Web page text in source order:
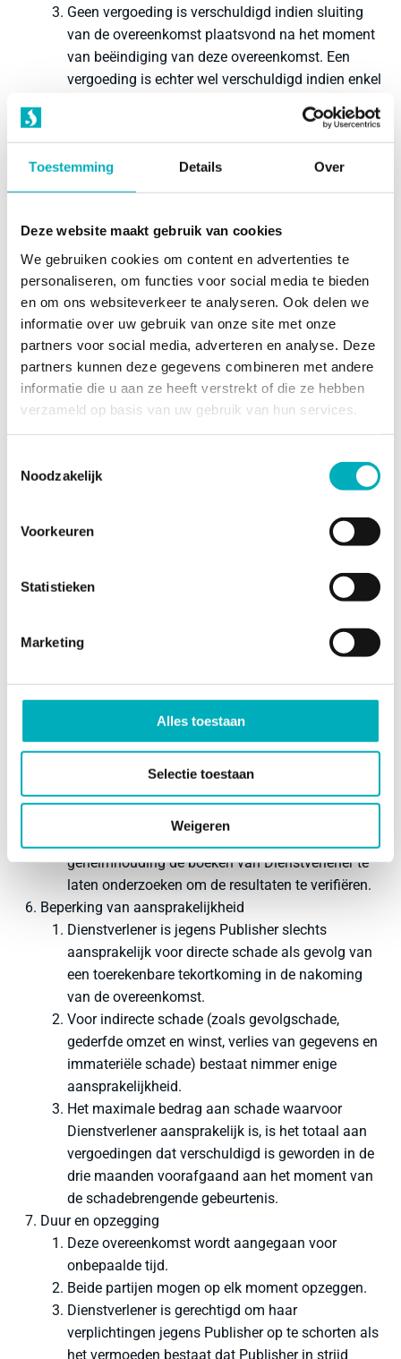
Toestemming Details Over
Deze website maakt gebruik van cookies
We gebruiken cookies om content en advertenties te
personaliseren, om functies voor social media te bieden
en om ons websiteverkeer te analyseren. Ook delen we
informatie over uw gebruik van onze site met onze
partners voor social media, adverteren en analyse. Deze
partners kunnen deze gegevens combineren met andere
informatie die u aan ze heeft verstrekt of die ze hebben
verzameld op basis van uw gebruik van hun services.
Noodzakelijk
Voorkeuren
Statistieken
Marketing
Alles toestaan
Selectie toestaan
Weigeren
Geen vergoeding is verschuldigd indien sluiting
van de overeenkomst plaatsvond na het moment
van beëindiging van deze overeenkomst. Een
vergoeding is echter wel verschuldigd indien enkel
de goedkeuring bedoeld in het volgende lid na dit
Dienstverlener mag alleen bij bewijs van fraude
een vergoeding weigeren (afkeuren). Indien
Dienstverlener niet binnen 30 dagen afkeurt, wordt
Wanneer sprake is van fraude, is Publisher
hiervoor een onmiddellijk opeisbare contractuele
boete van € 100,- per fraudegebeurtenis
verschuldigd, gemaximeerd op € 15.000,-.
Facturatie en betaling
Betaling van verschuldigde vergoedingen zal per
kwartaal gebeuren. Dienstverlener is echter
gerechtigd uitbetaling op te schorten indien het uit
te betalen bedrag minder is dan € 25,00.
Publisher zal een factuur uitreiken aan
Dienstverlener. Hierbij zal elektronisch worden
gefactureerd.
de daarop vermelde datum.
Indien Publisher niet in Nederland gevestigd is, is
Dienstverlener gerechtigd opgaaf van een BTW-
nummer te verlangen alvorens tot uitbetaling over
Rapportage
Ten behoeve van vaststelling van de resultaten zal
Dienstverlener Publisher toegang geven tot een
De resultaten zoals gerapporteerd volgens het
vorige lid zijn bindend, tenzij Publisher overtuigend
tegenbewijs kan overleggen. Publisher heeft
daarbij het recht bij een vermoeden van fraude een
geheimhouding de boeken van Dienstverlener te
laten onderzoeken om de resultaten te verifiëren.
Beperking van aansprakelijkheid
Dienstverlener is jegens Publisher slechts
aansprakelijk voor directe schade als gevolg van
een toerekenbare tekortkoming in de nakoming
van de overeenkomst.
Voor indirecte schade (zoals gevolgschade,
gederfde omzet en winst, verlies van gegevens en
immateriële schade) bestaat nimmer enige
aansprakelijkheid.
Het maximale bedrag aan schade waarvoor
Dienstverlener aansprakelijk is, is het totaal aan
vergoedingen dat verschuldigd is geworden in de
drie maanden voorafgaand aan het moment van
de schadebrengende gebeurtenis.
Duur en opzegging
Deze overeenkomst wordt aangegaan voor
onbepaalde tijd.
Beide partijen mogen op elk moment opzeggen.
Dienstverlener is gerechtigd om haar
verplichtingen jegens Publisher op te schorten als
het vermoeden bestaat dat Publisher in strijd